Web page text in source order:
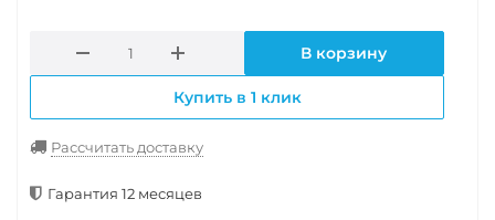
В корзину
Купить в 1 клик
Рассчитать доставку
Гарантия 12 месяцев